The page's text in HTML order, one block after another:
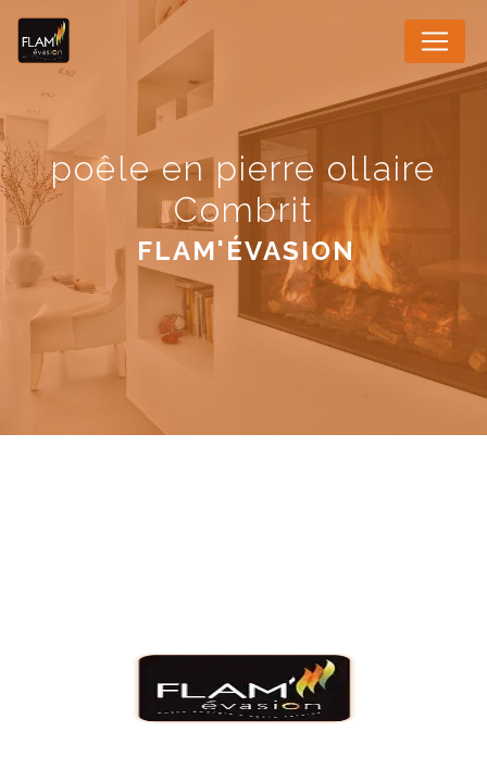
poêle en pierre ollaire
Combrit
FLAM'ÉVASION
Panneau de gestion des cookies